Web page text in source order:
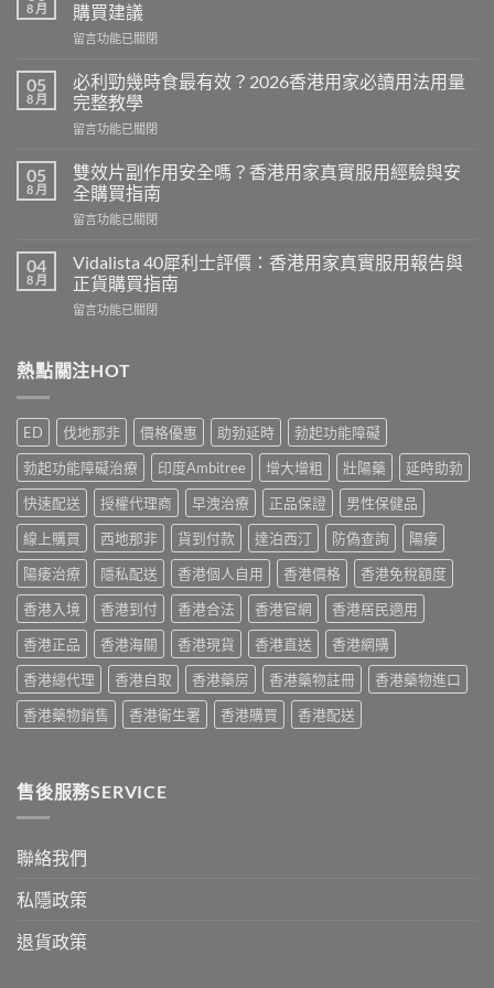
8 月
購買建議
在
印
度
威
而
評
價：
港
家
真
服
得
買
建
議〉
中
留言功能已關閉
05
8 月
必利勁幾時食最有效？2026香港用家必讀用法用量
完整教學
在
利
勁
幾
時
最
有
效？
2026
用
讀
用
法
用
量
完
整
教
學〉
中
留言功能已關閉
05
8 月
雙效片副作用安全嗎？香港用家真實服用經驗與安
全購買指南
在
效
片
副
作
全
港
用
家
真
實
服
用
經
驗
與
安
全
購
買
指
南〉
中
留言功能已關閉
04
8 月
Vidalista 40犀利士評價：香港用家真實服用報告與
正貨購買指南
在
犀
利
評
價：
香
港
用
家
真
實
服
用
報
告
與
正
貨
購
買
留言功能已關閉
熱點關注HOT
ED 伐地那非 價格優惠 助勃延時
勃起功能障礙
勃起功能障礙治療
印度Ambitree 增大增粗 壯陽藥
延時助勃
快速配送
授權代理商 早洩治療 正品保證
男性保健品
線上購買
西地那非 貨到付款 達泊西汀 防偽查詢
陽痿
陽痿治療
隱私配送 香港個人自用 香港價格
香港免稅額度
香港入境
香港到付 香港合法 香港官網
香港居民適用
香港正品
香港海關 香港現貨 香港直送
香港網購
香港總代理
香港自取 香港藥房 香港藥物註冊
香港藥物進口
香港藥物銷售
香港衛生署 香港購買 香港配送
售後服務SERVICE
聯絡我們
私隱政策
退貨政策